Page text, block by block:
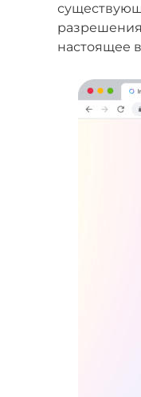
настоящее